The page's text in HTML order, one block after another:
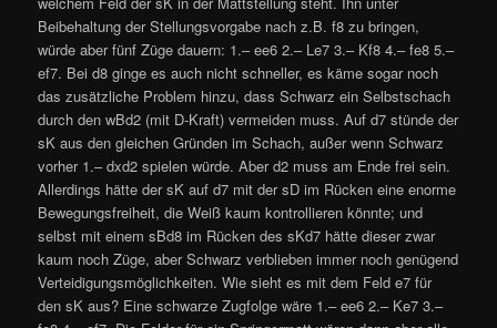
Beibehaltung der Stellungsvorgabe nach z.B. f8 zu bringen,
würde aber fünf Züge dauern: 1.– ee6 2.– Le7 3.– Kf8 4.– fe8 5.–
ef7. Bei d8 ginge es auch nicht schneller, es käme sogar noch
das zusätzliche Problem hinzu, dass Schwarz ein Selbstschach
durch den wBd2 (mit D-Kraft) vermeiden muss. Auf d7 stünde der
sK aus den gleichen Gründen im Schach, außer wenn Schwarz
vorher 1.– dxd2 spielen würde. Aber d2 muss am Ende frei sein.
Allerdings hätte der sK auf d7 mit der sD im Rücken eine enorme
Bewegungsfreiheit, die Weiß kaum kontrollieren könnte; und
selbst mit einem sBd8 im Rücken des sKd7 hätte dieser zwar
kaum noch Züge, aber Schwarz verblieben immer noch genügend
Verteidigungsmöglichkeiten. Wie sieht es mit dem Feld e7 für
den sK aus? Eine schwarze Zugfolge wäre 1.– ee6 2.– Ke7 3.–